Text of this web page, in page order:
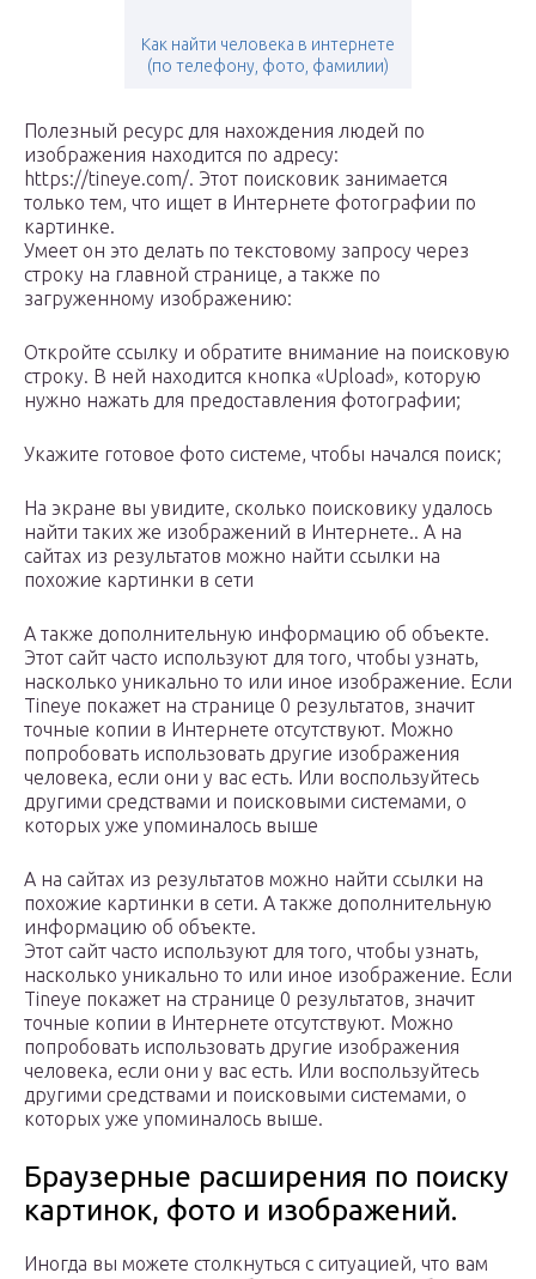
Как найти человека в интернете
(по телефону, фото, фамилии)
Полезный ресурс для нахождения людей по
изображения находится по адресу:
https://tineye.com/. Этот поисковик занимается
только тем, что ищет в Интернете фотографии по
картинке.
Умеет он это делать по текстовому запросу через
строку на главной странице, а также по
загруженному изображению:
Откройте ссылку и обратите внимание на поисковую
строку. В ней находится кнопка «Upload», которую
нужно нажать для предоставления фотографии;
Укажите готовое фото системе, чтобы начался поиск;
На экране вы увидите, сколько поисковику удалось
найти таких же изображений в Интернете.. А на
сайтах из результатов можно найти ссылки на
похожие картинки в сети
А также дополнительную информацию об объекте.
Этот сайт часто используют для того, чтобы узнать,
насколько уникально то или иное изображение. Если
Tineye покажет на странице 0 результатов, значит
точные копии в Интернете отсутствуют. Можно
попробовать использовать другие изображения
человека, если они у вас есть. Или воспользуйтесь
другими средствами и поисковыми системами, о
которых уже упоминалось выше
А на сайтах из результатов можно найти ссылки на
похожие картинки в сети. А также дополнительную
информацию об объекте.
Этот сайт часто используют для того, чтобы узнать,
насколько уникально то или иное изображение. Если
Tineye покажет на странице 0 результатов, значит
точные копии в Интернете отсутствуют. Можно
попробовать использовать другие изображения
человека, если они у вас есть. Или воспользуйтесь
другими средствами и поисковыми системами, о
которых уже упоминалось выше.
Браузерные расширения по поиску
картинок, фото и изображений.
Иногда вы можете столкнуться с ситуацией, что вам